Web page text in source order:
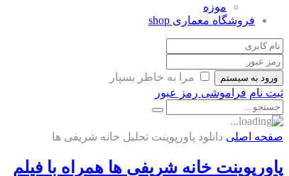
موزه
فروشگاه معماری shop
ورود به سیستم
مرا به خاطر بسپار
ثبت نام فراموشی رمز عبور
صفحه اصلی دانلود پاورپوینت تحلیل خانه شریفی ها
پاورپوینت خانه شریفی ها همراه با فیلم